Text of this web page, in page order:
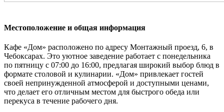
Местоположение и общая информация
Кафе «Дом» расположено по адресу Монтажный проезд, 6, в
Чебоксарах. Это уютное заведение работает с понедельника
по пятницу с 07:00 до 16:00, предлагая широкий выбор блюд в
формате столовой и кулинарии. «Дом» привлекает гостей
своей непринужденной атмосферой и доступными ценами,
что делает его отличным местом для быстрого обеда или
перекуса в течение рабочего дня​.